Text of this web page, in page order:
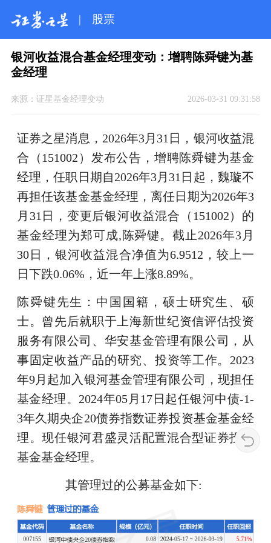
| 股票
银河收益混合基金经理变动：增聘陈舜键为基
金经理
来源： 证星基金经理变动 2026-03-31 09:31:58
证券之星消息，2026年3月31日，银河收益混
合（151002）发布公告，增聘陈舜键为基金
经理，任职日期自2026年3月31日起，魏璇不
再担任该基金基金经理，离任日期为2026年3
月31日，变更后银河收益混合（151002）的
基金经理为郑可成,陈舜键。截止2026年3月
30日，银河收益混合净值为6.9512，较上一
日下跌0.06%，近一年上涨8.89%。
陈舜键先生：中国国籍，硕士研究生、硕
士。曾先后就职于上海新世纪资信评估投资
服务有限公司、华安基金管理有限公司，从
事固定收益产品的研究、投资等工作。2023
年9月起加入银河基金管理有限公司，现担任
基金经理。2024年05月17日起任银河中债-1-
3年久期央企20债券指数证券投资基金基金经
理。现任银河君盛灵活配置混合型证券投资
基金基金经理。
其管理过的公募基金如下: